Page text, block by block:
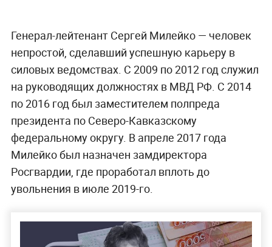
Генерал-лейтенант Сергей Милейко — человек
непростой, сделавший успешную карьеру в
силовых ведомствах. С 2009 по 2012 год служил
на руководящих должностях в МВД РФ. С 2014
по 2016 год был заместителем полпреда
президента по Северо-Кавказскому
федеральному округу. В апреле 2017 года
Милейко был назначен замдиректора
Росгвардии, где проработал вплоть до
увольнения в июле 2019-го.